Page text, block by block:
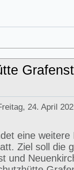
24. April
eine weitere
Ziel soll die
und